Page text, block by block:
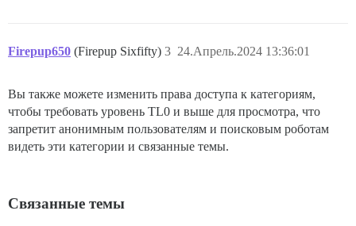
Firepup650 (Firepup Sixfifty) 24.Апрель.2024 13:36:01
3
Вы также можете изменить права доступа к категориям,
чтобы требовать уровень TL0 и выше для просмотра, что
запретит анонимным пользователям и поисковым роботам
видеть эти категории и связанные темы.
Связанные темы